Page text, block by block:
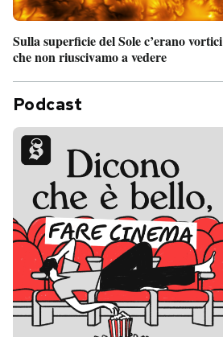
Sulla superficie del Sole c’erano vortici
che non riuscivamo a vedere
Podcast